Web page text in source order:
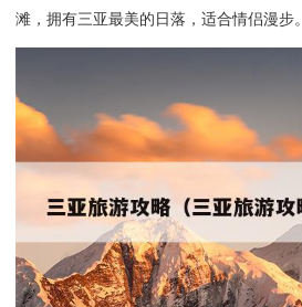
滩，拥有三亚最美的日落，适合情侣漫步。